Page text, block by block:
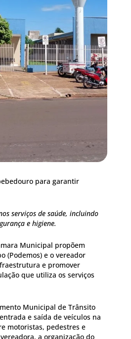
para garantir
serviços de saúde, incluindo
e higiene.
Municipal propõem
(Podemos) e o vereador
e promover
que utiliza os serviços
Municipal de Trânsito
e saída de veículos na
motoristas, pedestres e
a organização do